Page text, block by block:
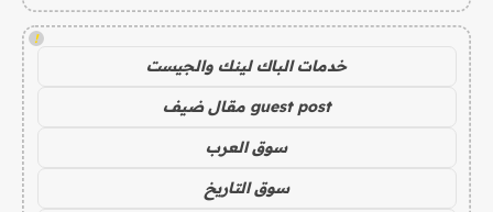
!
خدمات الباك لينك والجيست
guest post مقال ضيف
سوق العرب
سوق التاريخ